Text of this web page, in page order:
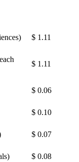
$ 1.11
$ 1.11
$ 0.06
$ 0.10
$ 0.07
$ 0.08